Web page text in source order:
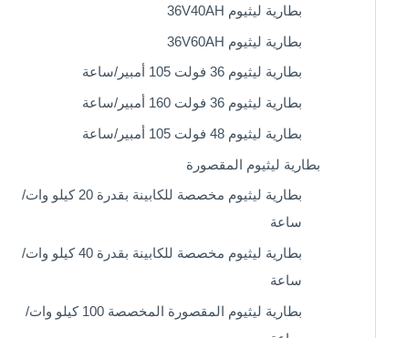
بطارية ليثيوم 36V40AH
بطارية ليثيوم 36V60AH
بطارية ليثيوم 36 فولت 105 أمبير/ساعة
بطارية ليثيوم 36 فولت 160 أمبير/ساعة
بطارية ليثيوم 48 فولت 105 أمبير/ساعة
بطارية ليثيوم المقصورة
بطارية ليثيوم مخصصة للكابينة بقدرة 20 كيلو وات/
ساعة
بطارية ليثيوم مخصصة للكابينة بقدرة 40 كيلو وات/
ساعة
بطارية ليثيوم المقصورة المخصصة 100 كيلو وات/